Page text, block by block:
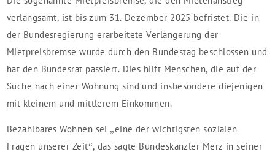
verlangsamt, ist bis zum 31. Dezember 2025 befristet. Die in
der Bundesregierung erarbeitete Verlängerung der
Mietpreisbremse wurde durch den Bundestag beschlossen und
hat den Bundesrat passiert. Dies hilft Menschen, die auf der
Suche nach einer Wohnung sind und insbesondere diejenigen
mit kleinem und mittlerem Einkommen.
Bezahlbares Wohnen sei „eine der wichtigsten sozialen
Fragen unserer Zeit“, das sagte Bundeskanzler Merz in seiner